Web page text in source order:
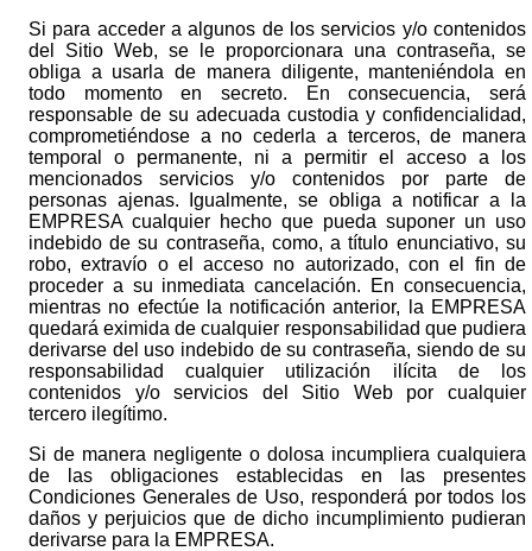
Si para acceder a algunos de los servicios y/o contenidos
del Sitio Web, se le proporcionara una contraseña, se
obliga a usarla de manera diligente, manteniéndola en
todo momento en secreto. En consecuencia, será
responsable de su adecuada custodia y confidencialidad,
comprometiéndose a no cederla a terceros, de manera
temporal o permanente, ni a permitir el acceso a los
mencionados servicios y/o contenidos por parte de
personas ajenas. Igualmente, se obliga a notificar a la
EMPRESA cualquier hecho que pueda suponer un uso
indebido de su contraseña, como, a título enunciativo, su
robo, extravío o el acceso no autorizado, con el fin de
proceder a su inmediata cancelación. En consecuencia,
mientras no efectúe la notificación anterior, la EMPRESA
quedará eximida de cualquier responsabilidad que pudiera
derivarse del uso indebido de su contraseña, siendo de su
responsabilidad cualquier utilización ilícita de los
contenidos y/o servicios del Sitio Web por cualquier
tercero ilegítimo.
Si de manera negligente o dolosa incumpliera cualquiera
de las obligaciones establecidas en las presentes
Condiciones Generales de Uso, responderá por todos los
daños y perjuicios que de dicho incumplimiento pudieran
derivarse para la EMPRESA.